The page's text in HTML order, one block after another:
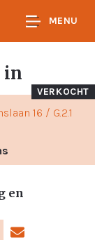
MENU
in
16 / G.2.1
VERKOCHT
en